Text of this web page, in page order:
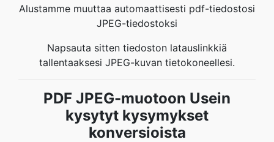
Alustamme muuttaa automaattisesti pdf-tiedostosi
JPEG-tiedostoksi
Napsauta sitten tiedoston latauslinkkiä
tallentaaksesi JPEG-kuvan tietokoneellesi.
PDF JPEG-muotoon Usein
kysytyt kysymykset
konversioista